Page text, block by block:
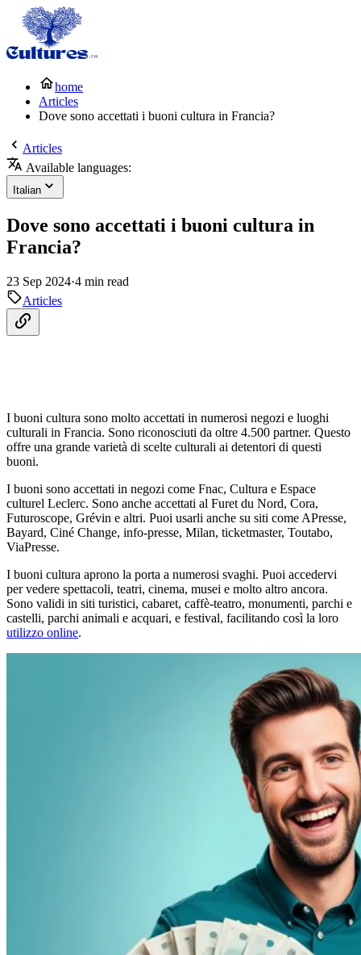
home
Articles
Dove sono accettati i buoni cultura in Francia?
Articles
Available languages:
Italian
Dove sono accettati i buoni cultura in
Francia?
23 Sep 2024·4 min read
Articles
I buoni cultura sono molto accettati in numerosi negozi e luoghi
culturali in Francia. Sono riconosciuti da oltre 4.500 partner. Questo
offre una grande varietà di scelte culturali ai detentori di questi
buoni.
I buoni sono accettati in negozi come Fnac, Cultura e Espace
culturel Leclerc. Sono anche accettati al Furet du Nord, Cora,
Futuroscope, Grévin e altri. Puoi usarli anche su siti come APresse,
Bayard, Ciné Change, info-presse, Milan, ticketmaster, Toutabo,
ViaPresse.
I buoni cultura aprono la porta a numerosi svaghi. Puoi accedervi
per vedere spettacoli, teatri, cinema, musei e molto altro ancora.
Sono validi in siti turistici, cabaret, caffè-teatro, monumenti, parchi e
castelli, parchi animali e acquari, e festival, facilitando così la loro
utilizzo online.